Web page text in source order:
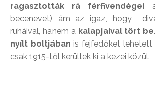
ragasztották rá férfivendégei
becenevet) ám az igaz, hogy
ruháival, hanem a kalapjaival tört be
nyílt boltjában is fejfedőket lehetett
csak 1915-től kerültek ki a kezei közül.